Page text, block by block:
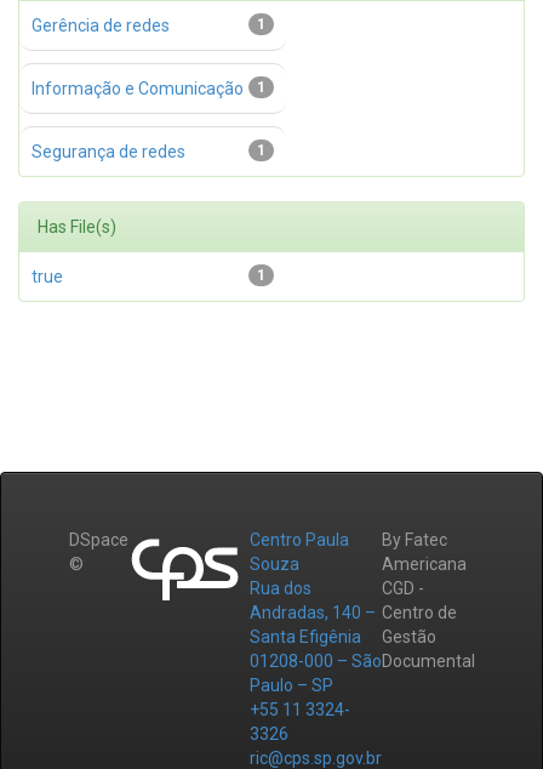
1
Gerência de redes
1
Informação e Comunicação
1
Segurança de redes
Has File(s)
1
true
DSpace
©
Centro Paula
Souza
Rua dos
Andradas, 140 –
Santa Efigênia
01208-000 – São
Paulo – SP
+55 11 3324-
3326
ric@cps.sp.gov.br
By Fatec
Americana
CGD -
Centro de
Gestão
Documental